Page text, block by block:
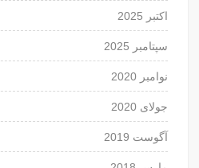
اکتبر 2025
سپتامبر 2025
نوامبر 2020
جولای 2020
آگوست 2019